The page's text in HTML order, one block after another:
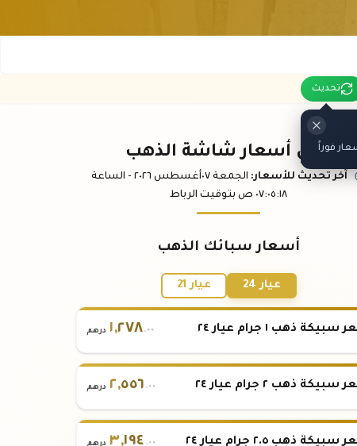
تحديث
فوراً
باقي أسعار شاشة الذهب
آخر تحديث للأسعار: الجمعة ٠٧ أغسطس ٢٠٢٦ -
الساعة
٠٧:٠٥:١٨ ص بتوقيت الرباط
أسعار سبائك الذهب
عيار 24 عيار 21
ذهب ١ جرام عيار ٢٤ ١,٢٧٨.٠٠ درهم
ذهب ٢ جرام عيار ٢٤ ٢,٥٥٦ .٠٠ درهم
ذهب ٢.٥ جرام عيار ٢٤ ٣,١٩٤ .٠٠ درهم